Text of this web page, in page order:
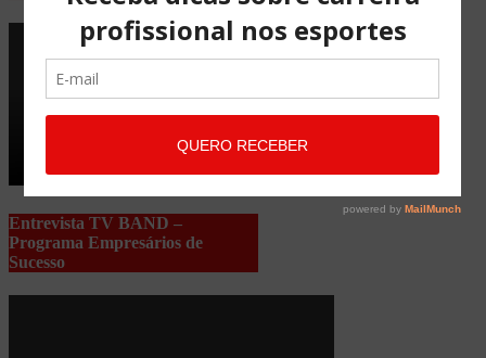
Entrevista TV BAND –
Programa Empresários de
Sucesso